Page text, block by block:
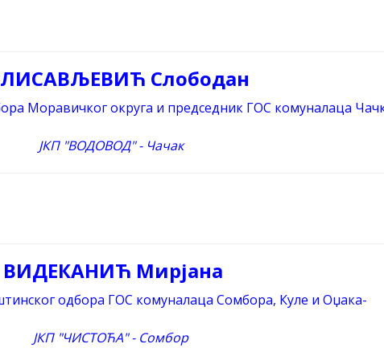
Слободан
Моравичког округа и председник ГОС комуналаца
ЈКП "ВОДОВОД" - Чачак
ВИДЕКАНИЋ Мирјана
одбора ГОС комуналаца Сомбора, Куле и Оџака-
ЈКП "ЧИСТОЋА" - Сомбор